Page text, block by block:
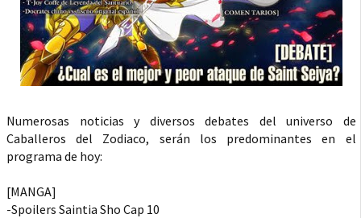
Numerosas noticias y diversos debates del universo de
Caballeros del Zodiaco, serán los predominantes en el
programa de hoy:
[MANGA]
-Spoilers Saintia Sho Cap 10